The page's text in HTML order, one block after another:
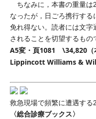
ちなみに，本書の重量は
なったが，日ごろ携行す
免れ得ない。読者には文
されることを切望するもの
A5変・頁1081 \34,820（
Lippincott Williams &
救急現場で頻繁に遭遇する
〈総合診療ブックス〉